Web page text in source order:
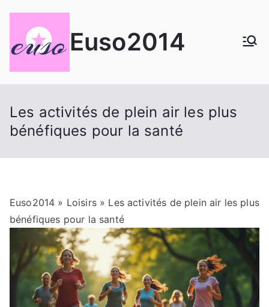
contenu
Euso2014
Les activités de plein air les plus
bénéfiques pour la santé
Euso2014 » Loisirs» Les activités de plein air les plus
bénéfiques pour la santé